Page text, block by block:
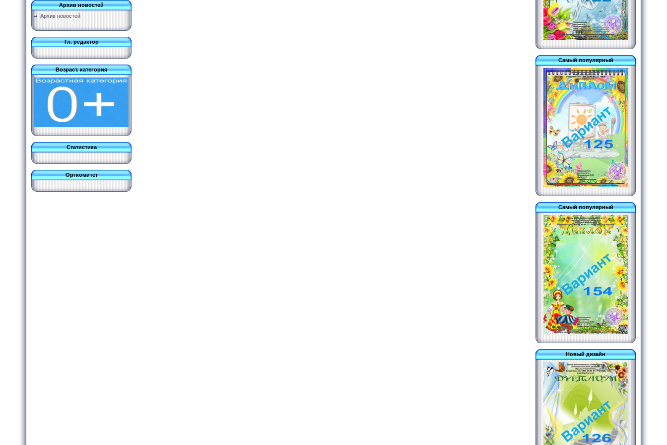
Архив новостей
Архив новостей
Гл. редактор
Возраст. категория
Статистика
Оргкомитет
Самый популярный
Самый популярный
Новый дизайн